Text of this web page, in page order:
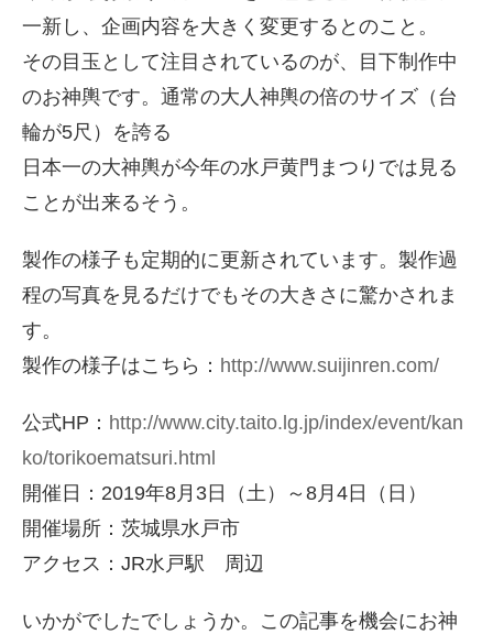
一新し、企画内容を大きく変更するとのこと。
その目玉として注目されているのが、目下制作中
のお神輿です。通常の大人神輿の倍のサイズ（台
輪が5尺）を誇る
日本一の大神輿が今年の水戸黄門まつりでは見る
ことが出来るそう。
製作の様子も定期的に更新されています。製作過
程の写真を見るだけでもその大きさに驚かされま
す。
製作の様子はこちら： http://www.suijinren.com/
公式HP： http://www.city.taito.lg.jp/index/event/kan
ko/torikoematsuri.html
開催日：2019年8月3日（土）～8月4日（日）
開催場所：茨城県水戸市
アクセス：JR水戸駅 周辺
いかがでしたでしょうか。この記事を機会にお神